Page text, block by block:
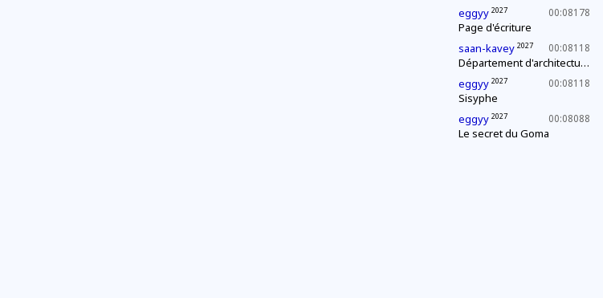
00:08178
eggyy 2027
Page d'écriture
00:08118
saan-kavey 2027
Département d'architecture : construction d'une pyramide
00:08118
eggyy 2027
Sisyphe
00:08088
eggyy 2027
Le secret du Goma